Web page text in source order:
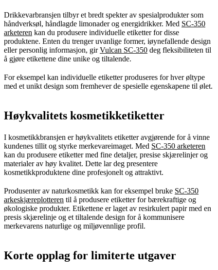
Drikkevarbransjen tilbyr et bredt spekter av spesialprodukter som
håndverksøl, håndlagde limonader og energidrikker. Med SC-350
arketeren kan du produsere individuelle etiketter for disse
produktene. Enten du trenger uvanlige former, iøynefallende design
eller personlig informasjon, girVulcan SC-350 deg fleksibiliteten til
å gjøre etikettene dine unike og tiltalende.
For eksempel kan individuelle etiketter produseres for hver øltype
med et unikt design som fremhever de spesielle egenskapene til ølet.
Høykvalitets kosmetikketiketter
I kosmetikkbransjen er høykvalitets etiketter avgjørende for å vinne
kundenes tillit og styrke merkevareimaget. Med SC-350 arketeren
kan du produsere etiketter med fine detaljer, presise skjærelinjer og
materialer av høy kvalitet. Dette lar deg presentere
kosmetikkproduktene dine profesjonelt og attraktivt.
Produsenter av naturkosmetikk kan for eksempel bruke SC-350
arkeskjæreplotteren til å produsere etiketter for bærekraftige og
økologiske produkter. Etikettene er laget av resirkulert papir med en
presis skjærelinje og et tiltalende design for å kommunisere
merkevarens naturlige og miljøvennlige profil.
Korte opplag for limiterte utgaver